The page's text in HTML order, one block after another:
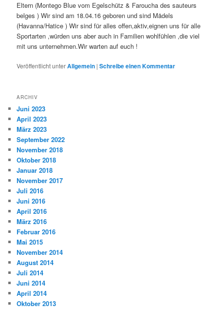
Eltern (Montego Blue vom Egelschütz & Faroucha des sauteurs
belges ) Wir sind am 18.04.16 geboren und sind Mädels
(Havanna/Hatice ) Wir sind für alles offen,aktiv,eignen uns für alle
Sportarten ,würden uns aber auch in Familien wohlfühlen ,die viel
mit uns unternehmen.Wir warten auf euch !
Veröffentlicht unterAllgemein |Schreibe einen Kommentar
ARCHIV
Juni 2023
April 2023
März 2023
September 2022
November 2018
Oktober 2018
Januar 2018
November 2017
Juli 2016
Juni 2016
April 2016
März 2016
Februar 2016
Mai 2015
November 2014
August 2014
Juli 2014
Juni 2014
April 2014
Oktober 2013